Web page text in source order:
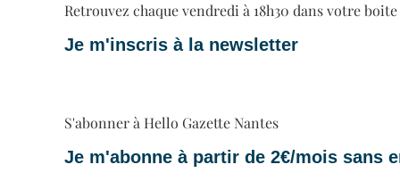
Retrouvez chaque vendredi à 18h30 dans votre
Je m'inscris à la newsletter
S'abonner à Hello Gazette Nantes
Je m'abonne à partir de 2€/mois sans